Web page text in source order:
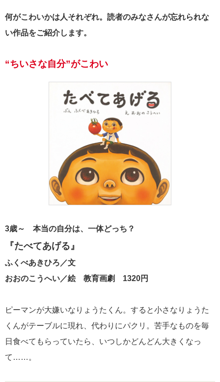
何がこわいかは人それぞれ。読者のみなさんが忘れられな
い作品をご紹介します。
“ちいさな自分”がこわい
3歳～ 本当の自分は、一体どっち？
『たべてあげる』
ふくべあきひろ／文
おおのこうへい／絵 教育画劇 1320円
ピーマンが大嫌いなりょうたくん。すると小さなりょうた
くんがテーブルに現れ、代わりにパクリ。苦手なものを毎
日食べてもらっていたら、いつしかどんどん大きくなっ
て……。